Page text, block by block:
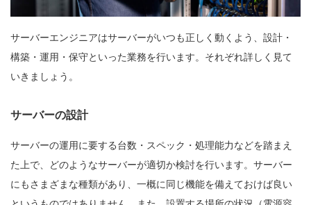
サーバーエンジニアはサーバーがいつも正しく動くよう、設計・
構築・運用・保守といった業務を行います。それぞれ詳しく見て
いきましょう。
サーバーの設計
サーバーの運用に要する台数・スペック・処理能力などを踏まえ
た上で、どのようなサーバーが適切か検討を行います。サーバー
にもさまざまな種類があり、一概に同じ機能を備えておけば良い